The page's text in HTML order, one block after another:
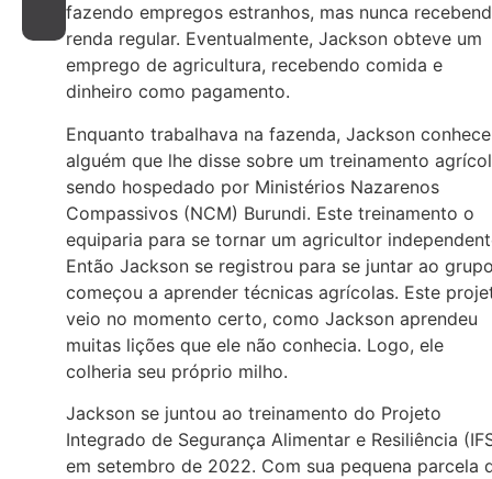
fazendo empregos estranhos, mas nunca
renda regular. Eventualmente, Jackson obteve um
emprego de agricultura, recebendo comida e
dinheiro como pagamento.
Enquanto trabalhava na fazenda, Jackson
alguém que lhe disse sobre um treinamento
sendo hospedado por Ministérios Nazarenos
Compassivos (NCM) Burundi. Este treinamento o
equiparia para se tornar um agricultor
Então Jackson se registrou para se juntar ao
começou a aprender técnicas agrícolas. Este
veio no momento certo, como Jackson aprendeu
muitas lições que ele não conhecia. Logo, ele
colheria seu próprio milho.
Jackson se juntou ao treinamento do Projeto
Integrado de Segurança Alimentar e Resiliência
em setembro de 2022. Com sua pequena parcela